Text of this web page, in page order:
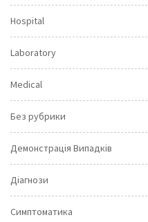
Hospital
Laboratory
Medical
Без рубрики
Демонстрація Випадків
Діагнози
Симптоматика